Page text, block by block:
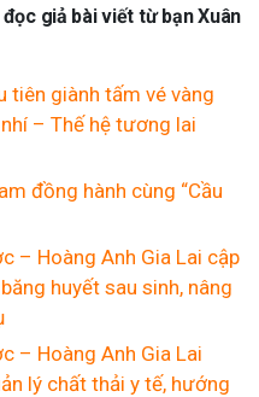
giả bài viết từ bạn Xuân
tiên giành tấm vé vàng
– Thế hệ tương lai
đồng hành cùng “Cầu
– Hoàng Anh Gia Lai cập
huyết sau sinh, nâng
– Hoàng Anh Gia Lai
lý chất thải y tế, hướng